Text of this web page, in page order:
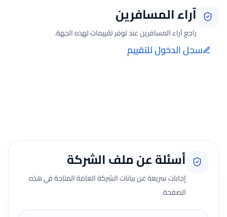
آراء المسافرين
راجع آراء المسافرين عند توفر تقييمات لهذه الجهة.
سجل الدخول للتقييم
أسئلة عن ملف الشركة
إجابات سريعة عن بيانات الشركة العامة المتاحة في هذه
الصفحة.